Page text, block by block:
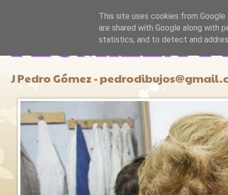
PLUMILLA Y
J Pedro Gómez -
This site uses cookies from
are shared with Google along with
statistics, and to detect and